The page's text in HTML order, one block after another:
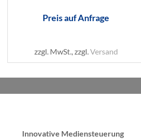
Preis auf Anfrage
zzgl. MwSt., zzgl.Versand
Innovative Mediensteuerung